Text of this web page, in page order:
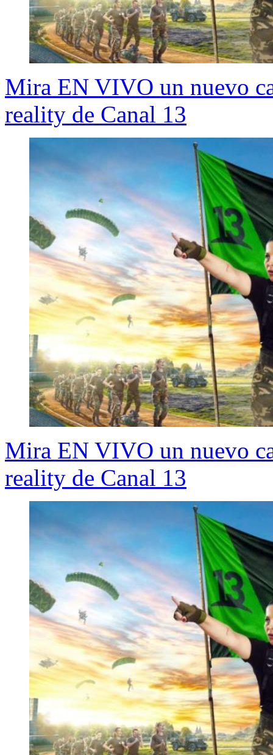
Mira EN VIVO un nuevo
reality de Canal 13
Mira EN VIVO un nuevo
reality de Canal 13